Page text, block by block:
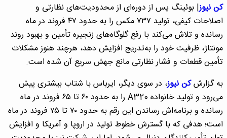
کن نیوز| بوئینگ پس از دوره‌ای از محدودیت‌های نظارتی و
اصلاحات کیفی، تولید ۷۳۷ مکس را به حدود ۴۷ فروند در ماه
رسانده و تلاش می‌کند با رفع گلوگاه‌های زنجیره تأمین و بهبود روند
مونتاژ، ظرفیت خود را به‌تدریج افزایش دهد، هرچند هنوز مشکلات
تأمین قطعات و فشار نظارتی مانع جهش سریع آن شده است.
به گزارشکن نیوز، در سوی دیگر، ایرباس با شتاب بیشتری پیش
می‌رود و تولید خانواده A320 را به حدود ۶۰ تا ۶۵ فروند در ماه
رسانده و برنامه‌اش رساندن این رقم به حدود ۷۰ تا ۷۵ فروند در ماه
است؛ هدفی که با گسترش خطوط تولید در اروپا و آمریکا و افزایش